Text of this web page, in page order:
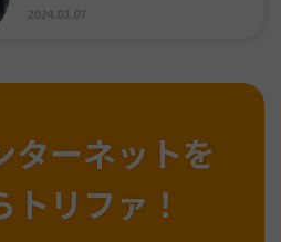
ターネットを
リファ！